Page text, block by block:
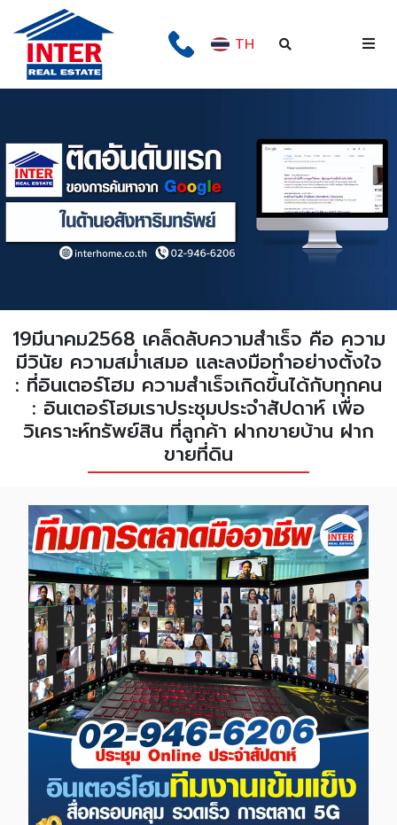
TH
19มีนาคม2568 เคล็ดลับความสำเร็จ คือ ความ
มีวินัย ความสม่ำเสมอ และลงมือทำอย่างตั้งใจ
: ที่อินเตอร์โฮม ความสำเร็จเกิดขึ้นได้กับทุกคน
: อินเตอร์โฮมเราประชุมประจำสัปดาห์ เพื่อ
วิเคราะห์ทรัพย์สิน ที่ลูกค้า ฝากขายบ้าน ฝาก
ขายที่ดิน